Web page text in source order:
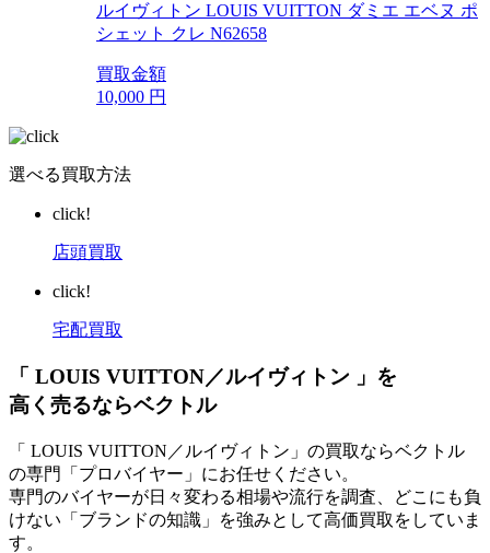
ルイヴィトン LOUIS VUITTON ダミエ エベヌ ポ
シェット クレ N62658
買取金額
10,000 円
選べる買取方法
click!
店頭買取
click!
宅配買取
「 LOUIS VUITTON／ルイヴィトン 」を
高く売るならベクトル
「 LOUIS VUITTON／ルイヴィトン」の買取ならベクトル
の専門「プロバイヤー」にお任せください。
専門のバイヤーが日々変わる相場や流行を調査、どこにも負
けない「ブランドの知識」を強みとして高価買取をしていま
す。